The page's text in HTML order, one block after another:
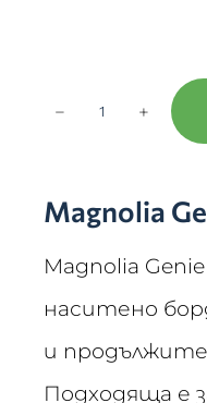
− +
Magnolia
Magnolia
наситено
и
Подходяща е